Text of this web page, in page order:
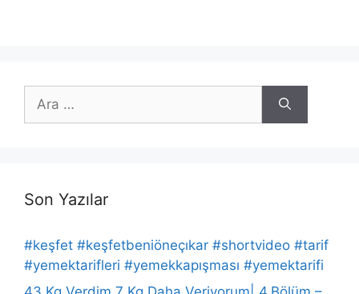
ara
Son Yazılar
#keşfet #keşfetbeniöneçıkar #shortvideo #tarif
#yemektarifleri #yemekkapışması #yemektarifi